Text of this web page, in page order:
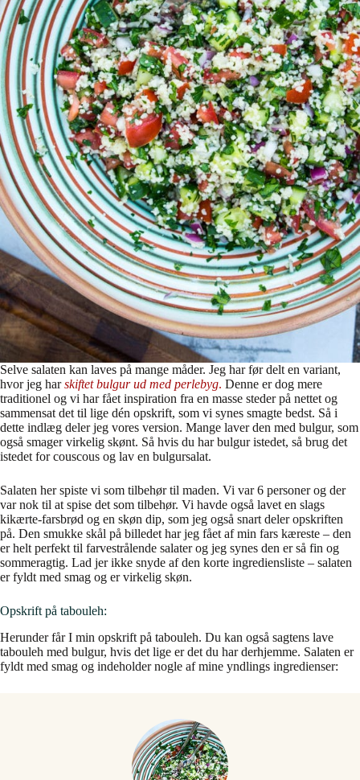
Selve salaten kan laves på mange måder. Jeg har før delt en variant,
hvor jeg harskiftet bulgur ud med perlebyg. Denne er dog mere
traditionel og vi har fået inspiration fra en masse steder på nettet og
sammensat det til lige dén opskrift, som vi synes smagte bedst. Så i
dette indlæg deler jeg vores version. Mange laver den med bulgur, som
også smager virkelig skønt. Så hvis du har bulgur istedet, så brug det
istedet for couscous og lav en bulgursalat.
Salaten her spiste vi som tilbehør til maden. Vi var 6 personer og der
var nok til at spise det som tilbehør. Vi havde også lavet en slags
kikærte-farsbrød og en skøn dip, som jeg også snart deler opskriften
på. Den smukke skål på billedet har jeg fået af min fars kæreste – den
er helt perfekt til farvestrålende salater og jeg synes den er så fin og
sommeragtig. Lad jer ikke snyde af den korte ingrediensliste – salaten
er fyldt med smag og er virkelig skøn.
Opskrift på tabouleh:
Herunder får I min opskrift på tabouleh. Du kan også sagtens lave
tabouleh med bulgur, hvis det lige er det du har derhjemme. Salaten er
fyldt med smag og indeholder nogle af mine yndlings ingredienser: